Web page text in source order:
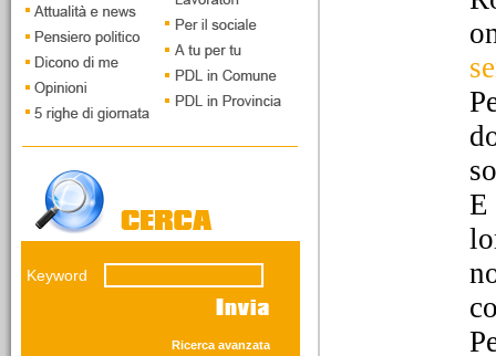
12/03/2026
savana giudiziaria
Il fronte del NO presenta
grandi interpreti della
concezione elastica della
custodia cautelare. Mentre
i giovani del SI' andranno
Keyword
Ricerca avanzata
E